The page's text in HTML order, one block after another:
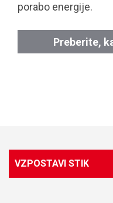
porabo energije.
Preberite,
VZPOSTAVI STIK